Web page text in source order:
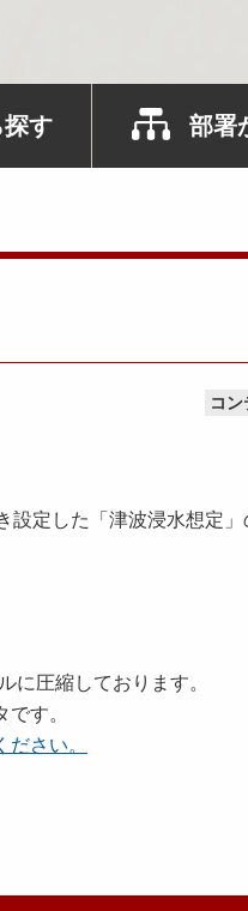
探す 部署
コ
定した「津波浸水想定
圧縮しております。
す。
さい。